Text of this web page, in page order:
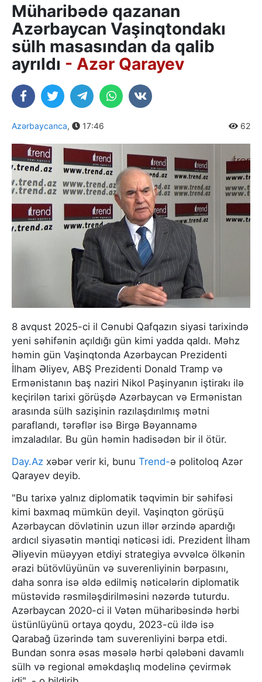
Müharibədə qazanan
Azərbaycan Vaşinqtondakı
sülh masasından da qalib
ayrıldı - Azər Qarayev
Azərbaycanca, 17:46 62
8 avqust 2025-ci il Cənubi Qafqazın siyasi tarixində
yeni səhifənin açıldığı gün kimi yadda qaldı. Məhz
həmin gün Vaşinqtonda Azərbaycan Prezidenti
İlham Əliyev, ABŞ Prezidenti Donald Tramp və
Ermənistanın baş naziri Nikol Paşinyanın iştirakı ilə
keçirilən tarixi görüşdə Azərbaycan və Ermənistan
arasında sülh sazişinin razılaşdırılmış mətni
paraflandı, tərəflər isə Birgə Bəyannamə
imzaladılar. Bu gün həmin hadisədən bir il ötür.
Day.Az xəbər verir ki, bunu Trend-ə politoloq Azər
Qarayev deyib.
"Bu tarixə yalnız diplomatik təqvimin bir səhifəsi
kimi baxmaq mümkün deyil. Vaşinqton görüşü
Azərbaycan dövlətinin uzun illər ərzində apardığı
ardıcıl siyasətin məntiqi nəticəsi idi. Prezident İlham
Əliyevin müəyyən etdiyi strategiya əvvəlcə ölkənin
ərazi bütövlüyünün və suverenliyinin bərpasını,
daha sonra isə əldə edilmiş nəticələrin diplomatik
müstəvidə rəsmiləşdirilməsini nəzərdə tuturdu.
Azərbaycan 2020-ci il Vətən müharibəsində hərbi
üstünlüyünü ortaya qoydu, 2023-cü ildə isə
Qarabağ üzərində tam suverenliyini bərpa etdi.
Bundan sonra əsas məsələ hərbi qələbəni davamlı
sülh və regional əməkdaşlıq modelinə çevirmək